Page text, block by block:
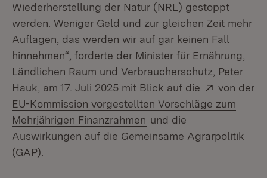
Wiederherstellung der Natur (NRL) gestoppt
werden. Weniger Geld und zur gleichen Zeit mehr
Auflagen, das werden wir auf gar keinen Fall
hinnehmen“, forderte der Minister für Ernährung,
Ländlichen Raum und Verbraucherschutz, Peter
Hauk, am 17. Juli 2025 mit Blick auf die
Extern:
von der
EU-Kommission vorgestellten Vorschläge zum
Mehrjährigen Finanzrahmen (Öffnet in neuem
und die
Auswirkungen auf die Gemeinsame Agrarpolitik
(GAP).